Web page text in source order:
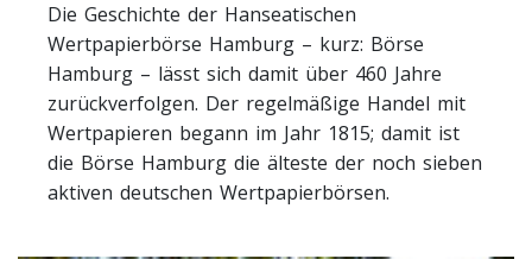
Die Geschichte der Hanseatischen
Wertpapierbörse Hamburg – kurz: Börse
Hamburg – lässt sich damit über 460 Jahre
zurückverfolgen. Der regelmäßige Handel mit
Wertpapieren begann im Jahr 1815; damit ist
die Börse Hamburg die älteste der noch sieben
aktiven deutschen Wertpapierbörsen.